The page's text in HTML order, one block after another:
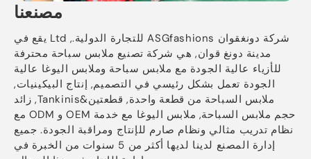
مصنعنا
شركة دونغقوان ASGfashions للتجارة الدولية., Ltd يقع في
مدينة دونغ قوان, هي شركة تصنيع ملابس سباحة محترفة
للأزياء عالية الجودة مع ملابس سباحة وملابس اليوغا عالية
الجودة تعمل بشكل رئيسي في التصميم, إنتاج البيكينيات,
ملابس السباحة من قطعة واحدة, قطعتين&Tankinis, زائد
حجم ملابس السباحة, ملابس اليوغا مع خدمة OEM و ODM مع
نظام تدريب مثالي ونظام صارم للإنتاج ومراقبة الجودة. جميع
إدارة المصنع لدينا لديها أكثر من 5 سنوات من الخبرة في